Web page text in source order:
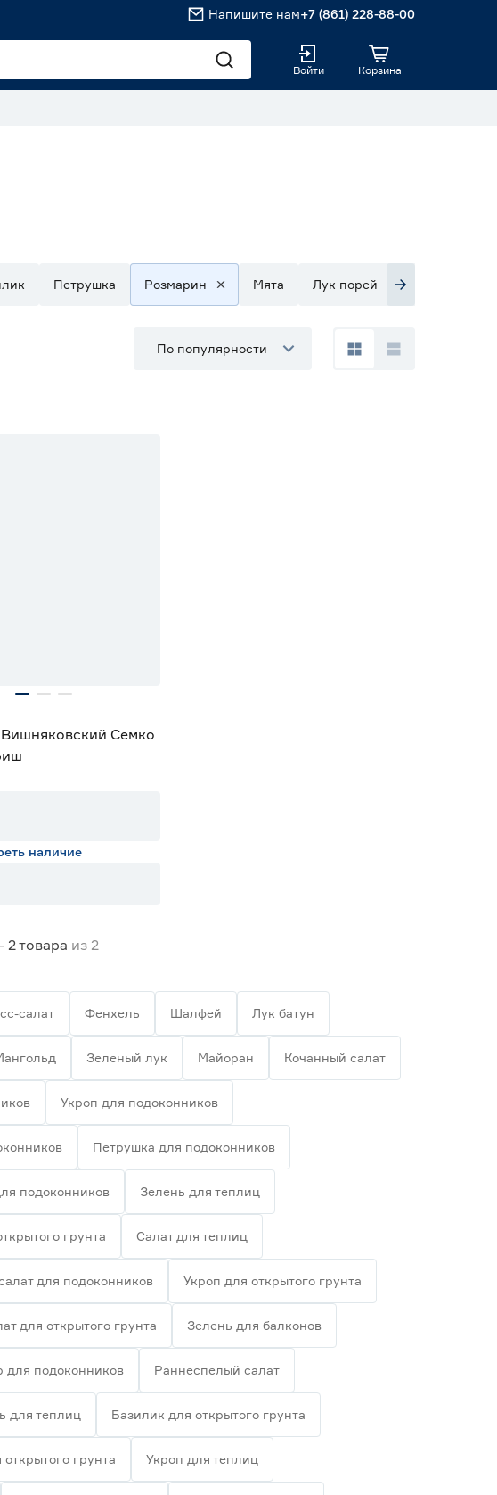
Напишите нам+7 (861) 228-88-00
Войти Корзина
Петрушка Розмарин Мята Лук порей
По популярности
Семко
наличие
2товара из 2
салат Фенхель Шалфей Лук батун
Зеленый лук Майоран Кочанный салат
Укроп для подоконников
Петрушка для подоконников
подоконников Зелень для теплиц
грунта Салат для теплиц
для подоконников Укроп для открытого грунта
для открытого грунта Зелень для балконов
для подоконников Раннеспелый салат
для теплиц Базилик для открытого грунта
грунта Укроп для теплиц